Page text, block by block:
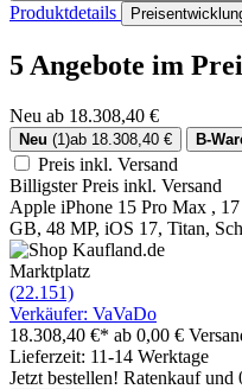
Produktdetails
5 Angebote im
Neu ab 18.308,40 €
Neu (1)ab 18.308,40 € B-
Preis inkl. Versand
Billigster Preis inkl. Versand
Apple iPhone 15 Pro Max ,
GB, 48 MP, iOS 17, Titan,
Marktplatz
(22.151)
Verkäufer: VaVaDo
18.308,40 €* ab 0,00 €
Lieferzeit: 11-14 Werktage
Jetzt bestellen! Ratenkauf